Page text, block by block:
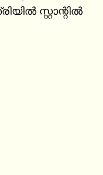
സ്റ്റാന്റിൽ